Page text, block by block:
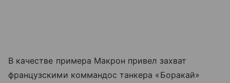
В качестве примера Макрон привел захват
французскими коммандос танкера «Боракай»